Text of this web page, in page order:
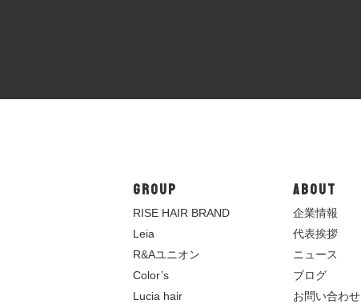
GROUP
RISE HAIR BRAND
Leia
R&Aユニオン
Color’s
Lucia hair
ABOUT
企業情報
代表挨拶
ニュース
ブログ
お問い合わせ